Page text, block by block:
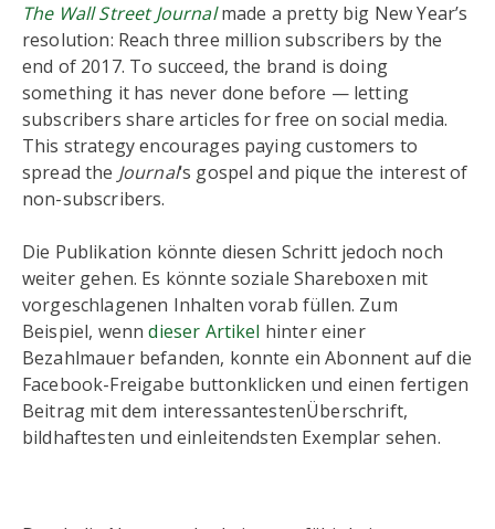
The Wall Street Journalmade a pretty big New Year’s
resolution: Reach three million subscribers by the
end of 2017. To succeed, the brand is doing
something it has never done before — letting
subscribers share articles for free on social media.
This strategy encourages paying customers to
spread the Journal‘s gospel and pique the interest of
non-subscribers.
Die Publikation könnte diesen Schritt jedoch noch
weiter gehen. Es könnte soziale Shareboxen mit
vorgeschlagenen Inhalten vorab füllen. Zum
Beispiel, wenndieser Artikel hinter einer
Bezahlmauer befanden, konnte ein Abonnent auf die
Facebook-Freigabe buttonklicken und einen fertigen
Beitrag mit dem interessantestenÜberschrift,
bildhaftesten und einleitendsten Exemplar sehen.